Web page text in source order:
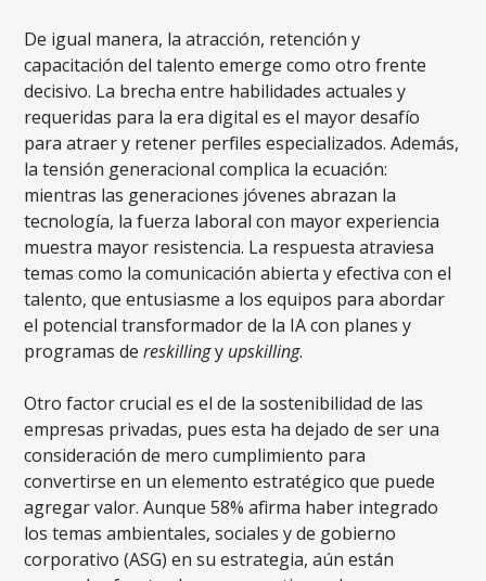
De igual manera, la atracción, retención y
capacitación del talento emerge como otro frente
decisivo. La brecha entre habilidades actuales y
requeridas para la era digital es el mayor desafío
para atraer y retener perfiles especializados. Además,
la tensión generacional complica la ecuación:
mientras las generaciones jóvenes abrazan la
tecnología, la fuerza laboral con mayor experiencia
muestra mayor resistencia. La respuesta atraviesa
temas como la comunicación abierta y efectiva con el
talento, que entusiasme a los equipos para abordar
el potencial transformador de la IA con planes y
programas dereskillingy upskilling.
Otro factor crucial es el de la sostenibilidad de las
empresas privadas, pues esta ha dejado de ser una
consideración de mero cumplimiento para
convertirse en un elemento estratégico que puede
agregar valor. Aunque 58% afirma haber integrado
los temas ambientales, sociales y de gobierno
corporativo (ASG) en su estrategia, aún están